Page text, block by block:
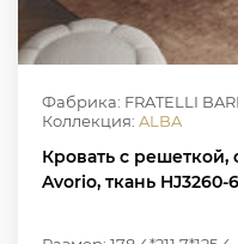
Фабрика: FRATELLI
Коллекция: ALBA
Кровать с решеткой,
Avorio, ткань HJ3260-6